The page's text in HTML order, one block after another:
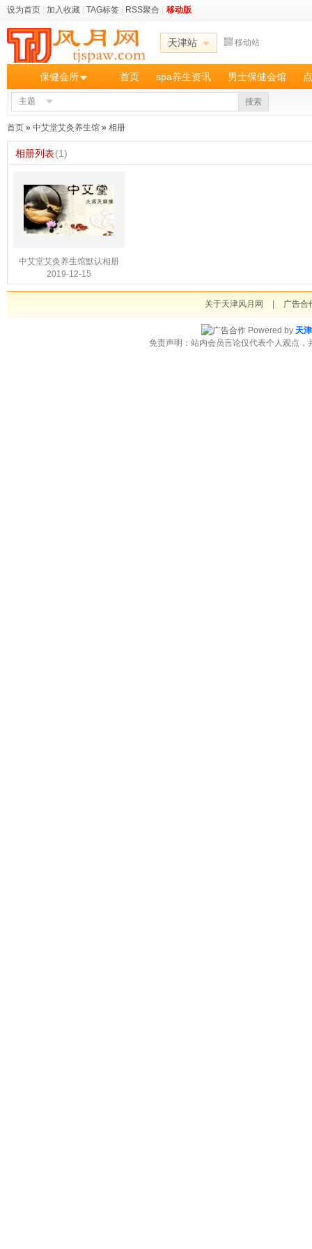
设为首页 加入收藏 TAG标签 RSS聚合 移动版
天津站 移动站
保健会所 首页 spa养生资讯 男士保健会馆
主题 搜索
首页 » 中艾堂艾灸养生馆 » 相册
相册列表(1)
中艾堂艾灸养生馆默认相册
2019-12-15
关于天津风月网 广告合
Powered by 天
免责声明：站内会员言论仅代表个人观点